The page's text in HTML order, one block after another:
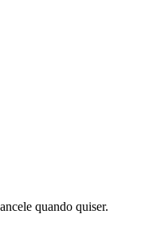
quando quiser.